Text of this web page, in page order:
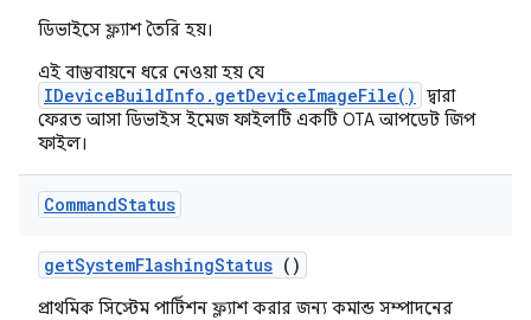
ডিভাইসে ফ্ল্যাশ তৈরি হয়।
এই বাস্তবায়নে ধরে নেওয়া হয় যে
IDeviceBuildInfo.getDeviceImageFile()
দ্বারা
ফেরত আসা ডিভাইস ইমেজ ফাইলটি একটি OTA আপডেট জিপ
ফাইল।
CommandStatus
getSystemFlashingStatus ()
প্রাথমিক সিস্টেম পার্টিশন ফ্ল্যাশ করার জন্য কমান্ড সম্পাদনের